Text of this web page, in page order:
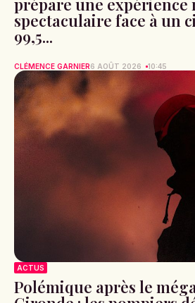
spectaculaire face à un
99,5...
CLÉMENCE GARNIER6 AOÛT 2026 10:45
ACTUS
Polémique après le